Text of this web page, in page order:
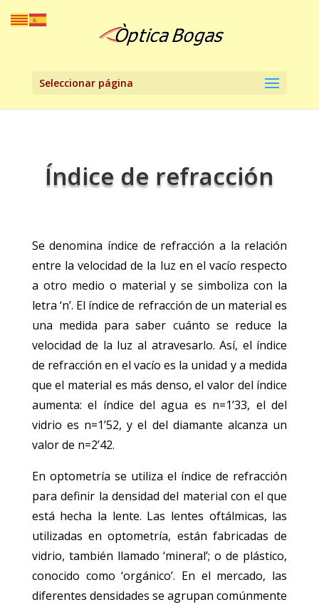
Seleccionar página
Índice de refracción
Se denomina índice de refracción a la relación
entre la velocidad de la luz en el vacío respecto
a otro medio o material y se simboliza con la
letra ‘n’. El índice de refracción de un material es
una medida para saber cuánto se reduce la
velocidad de la luz al atravesarlo. Así, el índice
de refracción en el vacío es la unidad y a medida
que el material es más denso, el valor del índice
aumenta: el índice del agua es n=1’33, el del
vidrio es n=1’52, y el del diamante alcanza un
valor de n=2’42.
En optometría se utiliza el índice de refracción
para definir la densidad del material con el que
está hecha la lente. Las lentes oftálmicas, las
utilizadas en optometría, están fabricadas de
vidrio, también llamado ‘mineral’; o de plástico,
conocido como ‘orgánico’. En el mercado, las
diferentes densidades se agrupan comúnmente